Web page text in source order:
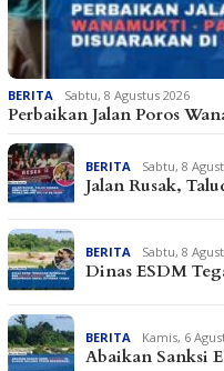
BERITA Sabtu, 8 Agustus 2026
Perbaikan Jalan Poros
BERITA Sabtu, 8
Jalan Rusak,
BERITA Sabtu, 8
Dinas ESDM
BERITA Kamis, 6
Abaikan Sanksi